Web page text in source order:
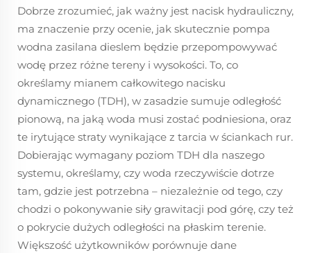
Dobrze zrozumieć, jak ważny jest nacisk hydrauliczny,
ma znaczenie przy ocenie, jak skutecznie pompa
wodna zasilana dieslem będzie przepompowywać
wodę przez różne tereny i wysokości. To, co
określamy mianem całkowitego nacisku
dynamicznego (TDH), w zasadzie sumuje odległość
pionową, na jaką woda musi zostać podniesiona, oraz
te irytujące straty wynikające z tarcia w ściankach rur.
Dobierając wymagany poziom TDH dla naszego
systemu, określamy, czy woda rzeczywiście dotrze
tam, gdzie jest potrzebna – niezależnie od tego, czy
chodzi o pokonywanie siły grawitacji pod górę, czy też
o pokrycie dużych odległości na płaskim terenie.
Większość użytkowników porównuje dane